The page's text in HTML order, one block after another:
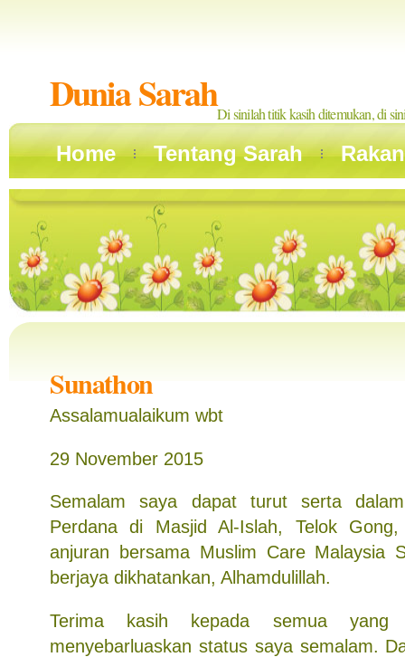
Dunia SarahDi sinilah titik kasih ditemukan, di
Home Tentang Sarah
Sunathon
Assalamualaikum wbt
29 November 2015
Semalam saya dapat turut serta
Perdana di Masjid Al-Islah, Telok Gong,
anjuran bersama Muslim Care Malaysia
berjaya dikhatankan, Alhamdulillah.
Terima kasih kepada semua yang
menyebarluaskan status saya semalam.